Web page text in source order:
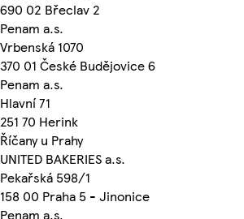
690 02 Břeclav 2
Penam a.s.
Vrbenská 1070
370 01 České Budějovice 6
Penam a.s.
Hlavní 71
251 70 Herink
Říčany u Prahy
UNITED BAKERIES a.s.
Pekařská 598/1
158 00 Praha 5 - Jinonice
Penam a.s.